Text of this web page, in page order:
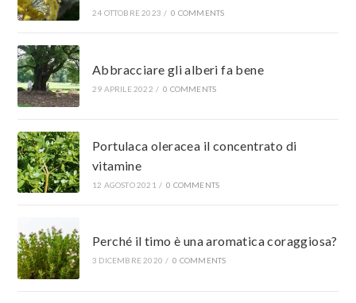
24 OTTOBRE 2023 / 0 COMMENTS
Abbracciare gli alberi fa bene
29 APRILE 2022 / 0 COMMENTS
Portulaca oleracea il concentrato di
vitamine
12 AGOSTO 2021 / 0 COMMENTS
Perché il timo è una aromatica coraggiosa?
3 DICEMBRE 2020 / 0 COMMENTS